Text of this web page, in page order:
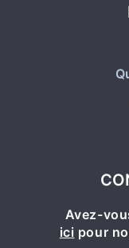
Avez-
ici pour